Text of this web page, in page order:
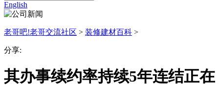
English
老哥吧!老哥交流社区 > 装修建材百科 >
分享:
其办事续约率持续5年连结正在